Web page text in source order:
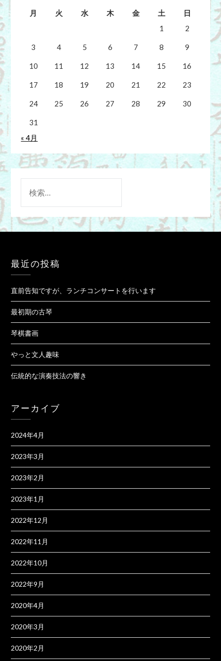
月 火 水 木 金 土
日
1
2
3 4 5 6 7 8 9
10 11 12 13 14 15 16
17 18 19 20 21 22 23
24 25 26 27 28 29 30
31
« 4月
索:
最近の投稿
直前告知ですが、ランチコンサートを行います
最初期の古琴
琴棋書画
やっと文人趣味
伝統的な演奏技法の響き
アーカイブ
2024年4月
2023年3月
2023年2月
2023年1月
2022年12月
2022年11月
2022年10月
2022年9月
2020年4月
2020年3月
2020年2月